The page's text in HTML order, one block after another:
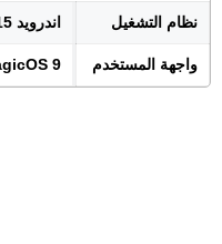
نظام التشغيل اندرويد 15
واجهة المستخدم 9